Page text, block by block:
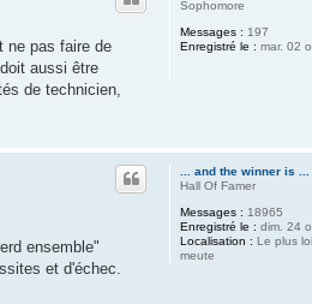
Sophomore
Messages : 197
Enregistré le : mar. 02
ne pas faire de
aussi être
de technicien,
... and the winner is ...
Hall Of Famer
Messages : 18965
Enregistré le : dim. 24
Localisation : Le plus
meute
ensemble"
et d'échec.